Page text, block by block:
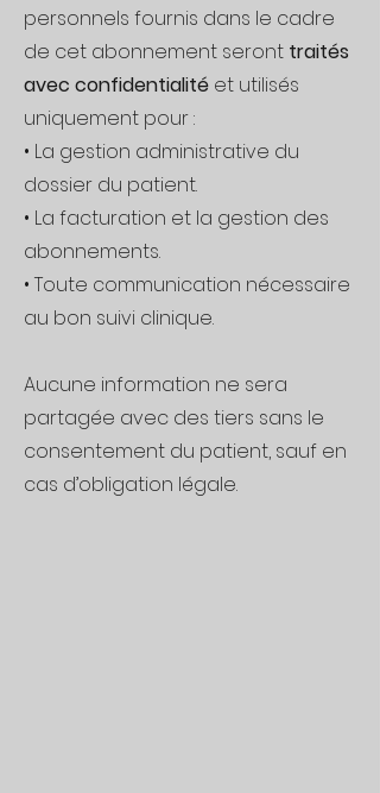
personnels fournis dans le cadre
de cet abonnement seront traités
avec confidentialité et utilisés
uniquement pour :
• La gestion administrative du
dossier du patient.
• La facturation et la gestion des
abonnements.
• Toute communication nécessaire
au bon suivi clinique.
Aucune information ne sera
partagée avec des tiers sans le
consentement du patient, sauf en
cas d’obligation légale.